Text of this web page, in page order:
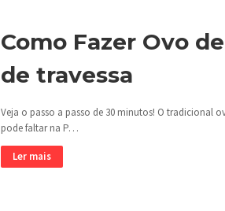
Como Fazer Ovo
de travessa
Veja o passo a passo de 30 minutos! O tradicional
pode faltar na P…
Ler mais